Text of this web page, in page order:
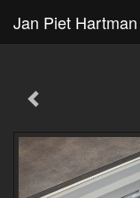
Jan Piet